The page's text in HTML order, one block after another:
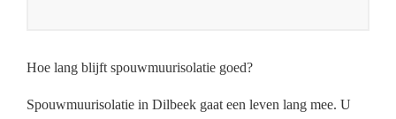
Hoe lang blijft spouwmuurisolatie goed?
Spouwmuurisolatie in Dilbeek gaat een leven lang mee. U